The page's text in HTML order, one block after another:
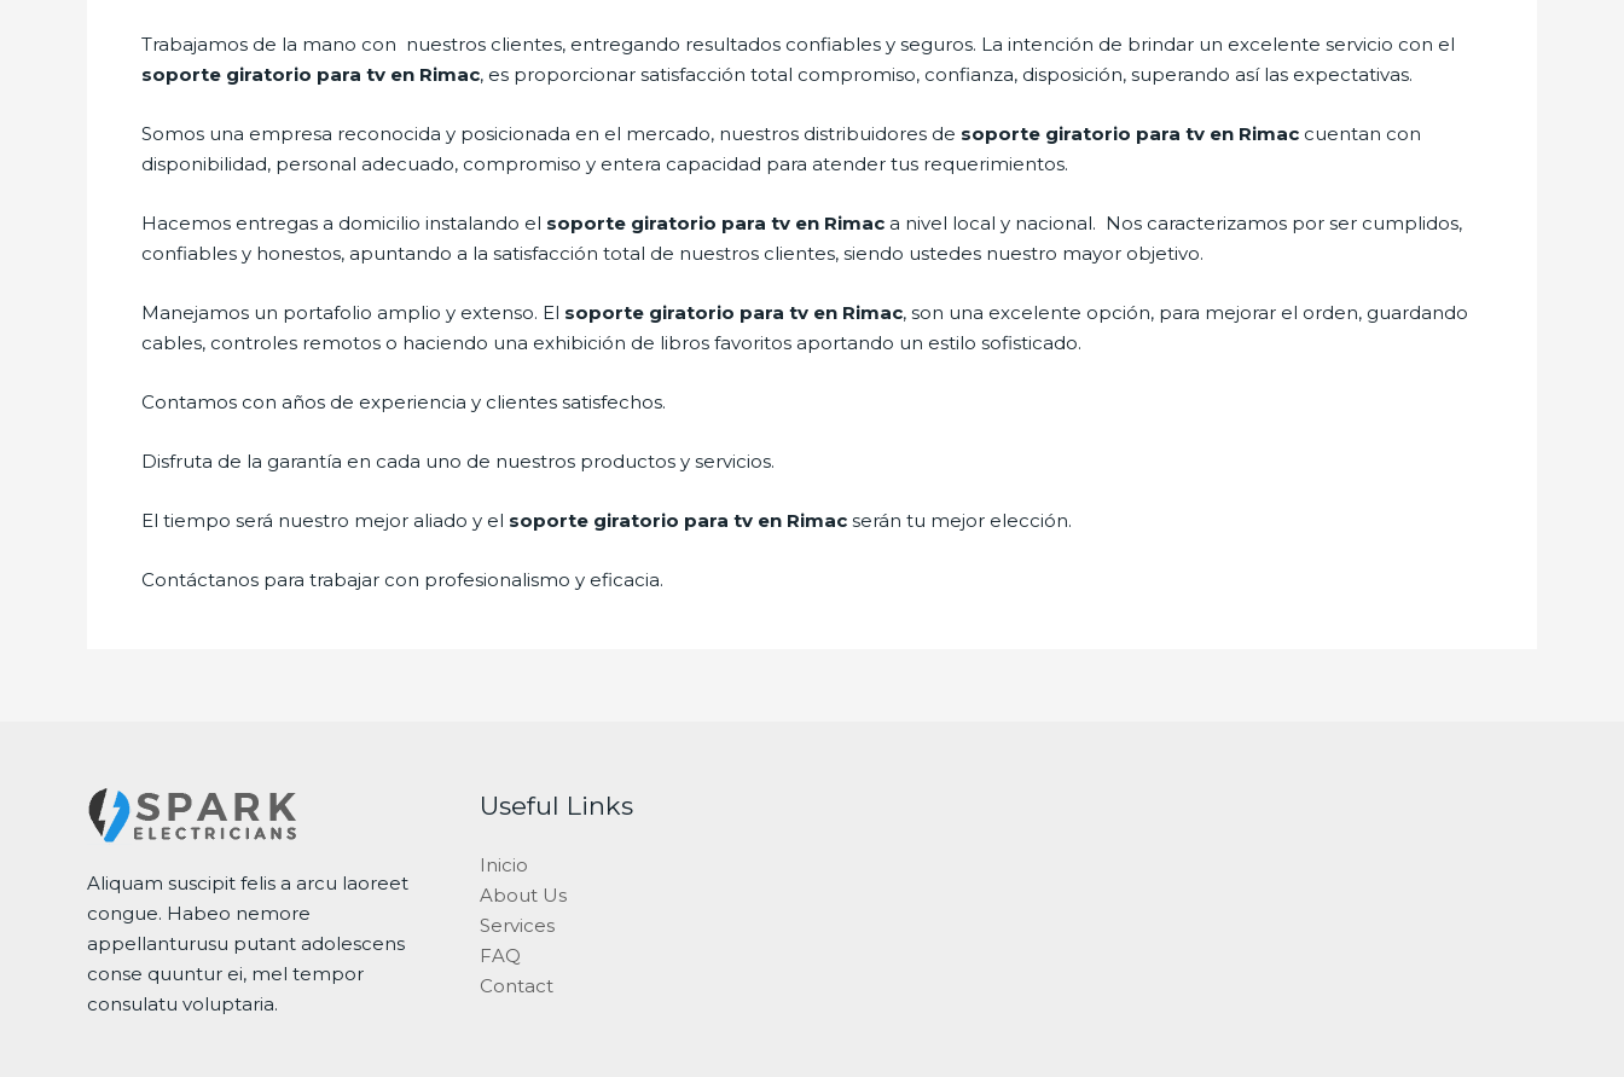
Trabajamos de la mano con nuestros clientes, entregando resultados confiables y seguros. La intención de brindar un excelente servicio con el
soporte giratorio para tv en Rimac, es proporcionar satisfacción total compromiso, confianza, disposición, superando así las expectativas.
Somos una empresa reconocida y posicionada en el mercado, nuestros distribuidores de soporte giratorio para tv en Rimac cuentan con
disponibilidad, personal adecuado, compromiso y entera capacidad para atender tus requerimientos.
Hacemos entregas a domicilio instalando el soporte giratorio para tv en Rimac a nivel local y nacional. Nos caracterizamos por ser cumplidos,
confiables y honestos, apuntando a la satisfacción total de nuestros clientes, siendo ustedes nuestro mayor objetivo.
Manejamos un portafolio amplio y extenso. El soporte giratorio para tv en Rimac, son una excelente opción, para mejorar el orden, guardando
cables, controles remotos o haciendo una exhibición de libros favoritos aportando un estilo sofisticado.
Contamos con años de experiencia y clientes satisfechos.
Disfruta de la garantía en cada uno de nuestros productos y servicios.
El tiempo será nuestro mejor aliado y el soporte giratorio para tv en Rimac serán tu mejor elección.
Contáctanos para trabajar con profesionalismo y eficacia.
Aliquam suscipit felis a arcu laoreet
congue. Habeo nemore
appellanturusu putant adolescens
conse quuntur ei, mel tempor
consulatu voluptaria.
Useful Links
Inicio
About Us
Services
FAQ
Contact